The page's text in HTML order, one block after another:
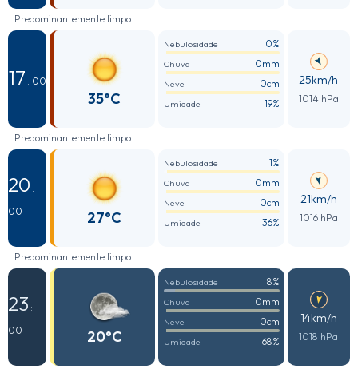
Predominantemente limpo
17 : 00
35°C
Nebulosidade 0%
Chuva 0mm
Neve 0cm
Umidade 19%
25km/h
1014 hPa
Predominantemente limpo
20 :
00
27°C
Nebulosidade 1%
Chuva 0mm
Neve 0cm
Umidade 36%
21km/h
1016 hPa
Predominantemente limpo
23 :
00
20°C
Nebulosidade 8%
Chuva 0mm
Neve 0cm
Umidade 68%
14km/h
1018 hPa